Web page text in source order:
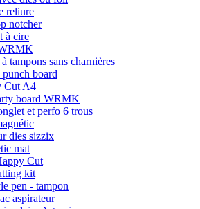
reliure
notcher
à cire
à tampons sans charnières
board
Cut A4
board WRMK
et perfo 6 trous
dies sizzix
mat
Cut
kit
pen - tampon
aspirateur